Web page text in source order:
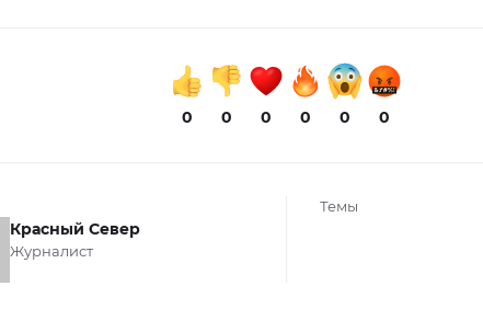
0 0 0 0 0 0
Красный Север
Журналист
Темы